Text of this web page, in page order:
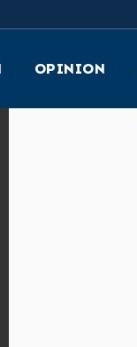
OPINION